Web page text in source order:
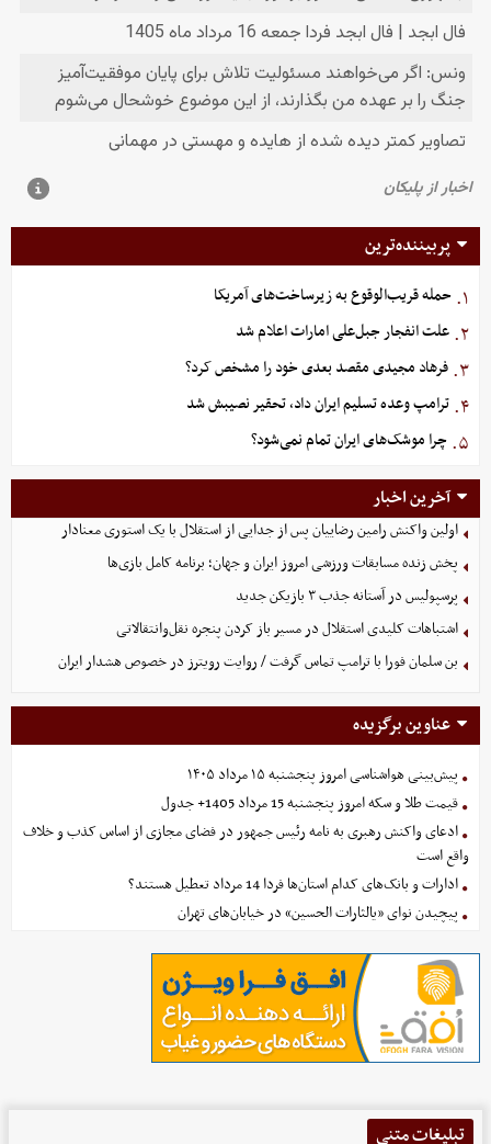
پربیننده‌ترین
۱. حمله قریب‌الوقوع به زیرساخت‌های آمریکا
۲. علت انفجار جبل‌علی امارات اعلام شد
۳. فرهاد مجیدی مقصد بعدی خود را مشخص کرد؟
۴. ترامپ وعده تسلیم ایران داد، تحقیر نصیبش شد
۵. چرا موشک‌های ایران تمام نمی‌شود؟
آخرین اخبار
اولین واکنش رامین رضاییان پس از جدایی از استقلال با یک استوری معنادار
پخش زنده مسابقات ورزشی امروز ایران و جهان؛ برنامه کامل بازی‌ها
پرسپولیس در آستانه جذب ۳ بازیکن جدید
اشتباهات کلیدی استقلال در مسیر باز کردن پنجره نقل‌وانتقالاتی
بن سلمان فورا با ترامپ تماس گرفت / روایت رویترز در خصوص هشدار ایران
عناوین برگزیده
پیش‌بینی هواشناسی امروز پنجشنبه ۱۵ مرداد ۱۴۰۵
قیمت طلا و سکه امروز پنجشنبه 15 مرداد 1405+ جدول
ادعای واکنش رهبری به نامه رئیس جمهور در فضای مجازی از اساس کذب و خلاف
واقع است
ادارات و بانک‌های کدام استان‌ها فردا 14 مرداد تعطیل هستند؟
پیچیدن نوای «یالثارات الحسین» در خیابان‌های تهران
تبلیغات متنی